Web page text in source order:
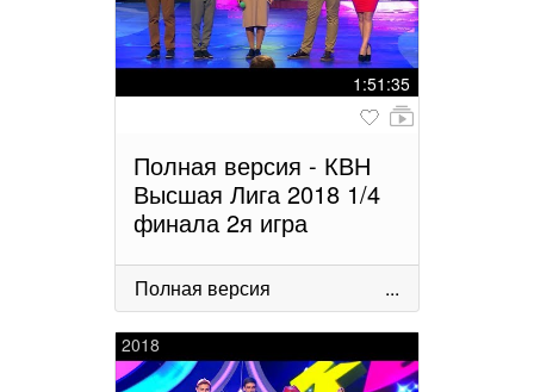
1:51:35
Полная версия - КВН
Высшая Лига 2018 1/4
финала 2я игра
Полная версия ...
2018